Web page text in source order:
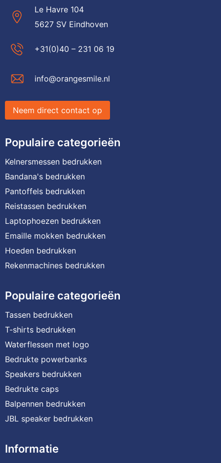
Le Havre 104
5627 SV Eindhoven
+31(0)40 – 231 06 19
info@orangesmile.nl
Neem direct contact op
Populaire categorieën
Kelnersmessen bedrukken
Bandana's bedrukken
Pantoffels bedrukken
Reistassen bedrukken
Laptophoezen bedrukken
Emaille mokken bedrukken
Hoeden bedrukken
Rekenmachines bedrukken
Populaire categorieën
Tassen bedrukken
T-shirts bedrukken
Waterflessen met logo
Bedrukte powerbanks
Speakers bedrukken
Bedrukte caps
Balpennen bedrukken
JBL speaker bedrukken
Informatie